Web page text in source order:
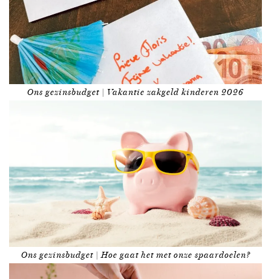
Ons gezinsbudget | Vakantie zakgeld kinderen 2026
Ons gezinsbudget | Hoe gaat het met onze spaardoelen?